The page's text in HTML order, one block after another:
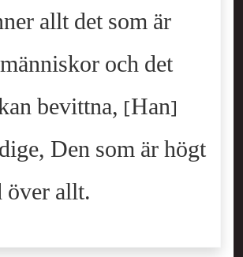
allt det som är
och det
bevittna, [Han]
Den som är högt
allt.